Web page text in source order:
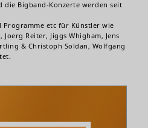
die Bigband-Konzerte werden seit
Programme etc für Künstler wie
Reiter, Jiggs Whigham, Jens
& Christoph Soldan, Wolfgang